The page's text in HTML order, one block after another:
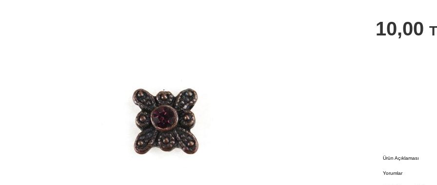
10,00
Ürün Açıklaması
Yorumlar